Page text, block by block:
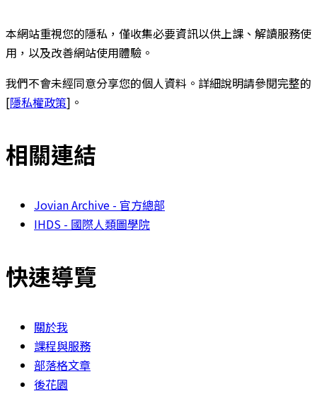
本網站重視您的隱私，僅收集必要資訊以供上課、解讀服務使
用，以及改善網站使用體驗。
我們不會未經同意分享您的個人資料。詳細說明請參閱完整的
[隱私權政策]。
相關連結
Jovian Archive - 官方總部
IHDS - 國際人類圖學院
快速導覽
關於我
課程與服務
部落格文章
後花園